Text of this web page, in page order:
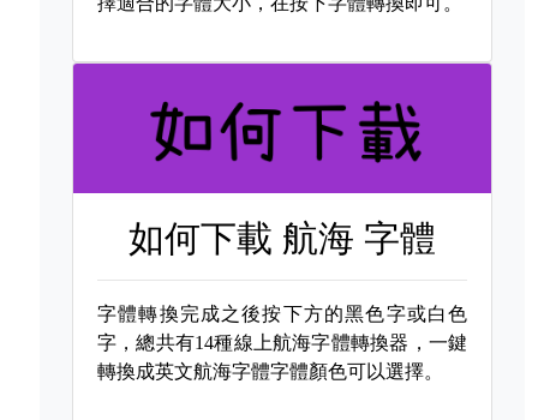
如何下載 航海 字體
字體轉換完成之後按下方的黑色字或白色
字，總共有14種線上航海字體轉換器，一鍵
轉換成英文航海字體字體顏色可以選擇。